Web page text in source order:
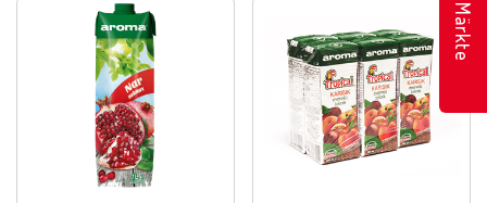
Märkte